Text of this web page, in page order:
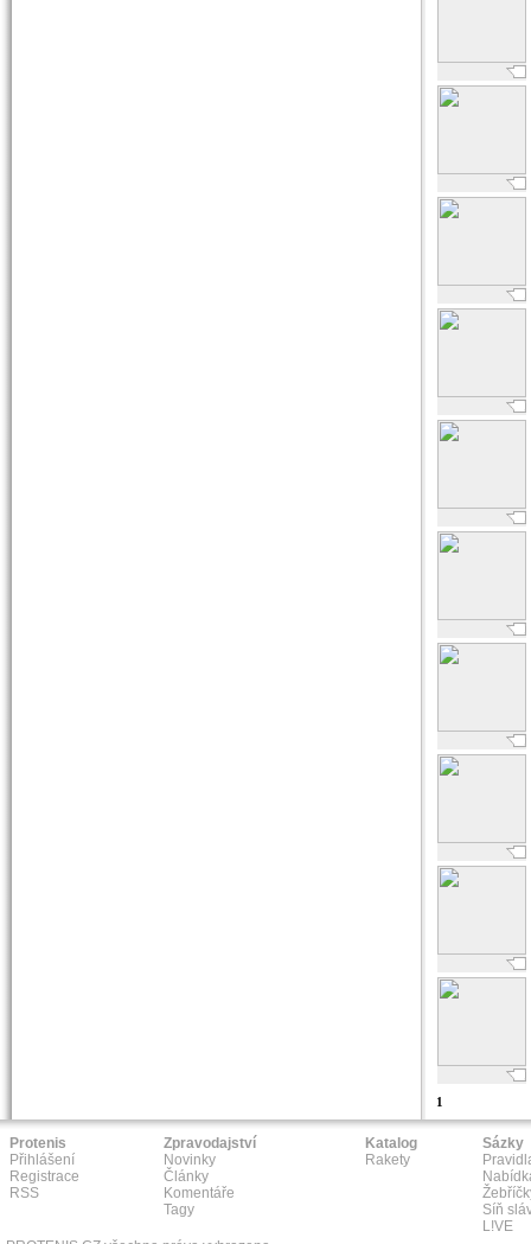
1
Protenis
Přihlášení
Registrace
RSS
Zpravodajství
Novinky
Články
Komentáře
Tagy
Katalog
Rakety
Sázky
Síň
L!VE